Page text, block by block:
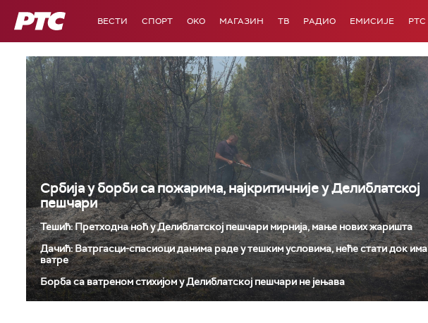
РТС ВЕСТИ СПОРТ OKO МАГАЗИН ТВ РАДИО ЕМИСИЈЕ РТС
Србија у борби са пожарима, најкритичније у Делиблатској
пешчари
Тешић: Претходна ноћ у Делиблатској пешчари мирнија, мање нових жаришта
Дачић: Ватргасци-спасиоци данима раде у тешким условима, неће стати док има
ватре
Борба са ватреном стихијом у Делиблатској пешчари не јењава